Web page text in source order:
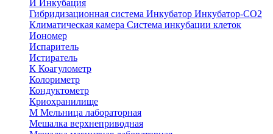
И Инкубация
Гибридизационная система Инкубатор Инкубатор-СО2
Климатическая камера Система инкубации клеток
Иономер
Испаритель
Истиратель
К Коагулометр
Колориметр
Кондуктометр
Криохранилище
М Мельница лабораторная
Мешалка верхнеприводная